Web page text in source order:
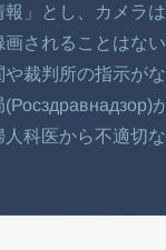
」とし、カメラ
されることはな
裁判所の指示が
科医から不適切